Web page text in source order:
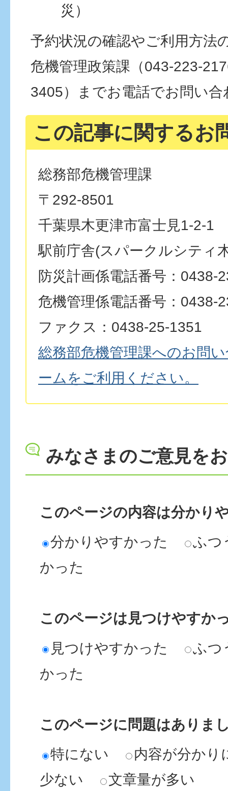
災）
予約状況の確認やご利用方法
危機管理政策課（043-223-
3405）までお電話でお問い
この記事に関するお
総務部危機管理課
〒292-8501
千葉県木更津市富士見1-2-1
駅前庁舎(スパークルシティ
防災計画係電話番号：0438-
危機管理係電話番号：0438-
ファクス：0438-25-1351
総務部危機管理課へのお問
ームをご利用ください。
みなさまのご意見を
このページの内容は分かり
分かりやすかった
ふつ
かった
このページは見つけやすか
見つけやすかった
ふつ
かった
このページに問題はありま
特にない
内容が分かり
少ない
文章量が多い